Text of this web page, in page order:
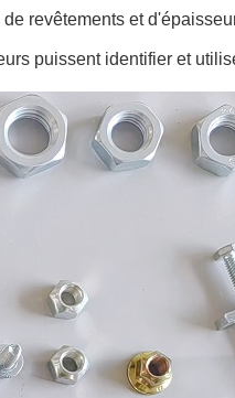
revêtements et
puissent identifier et